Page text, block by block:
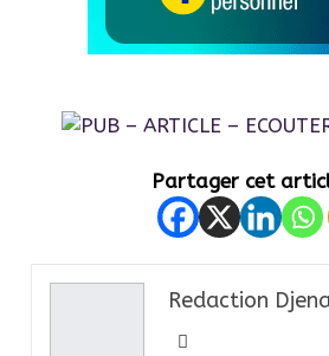
Partager cet
Redaction